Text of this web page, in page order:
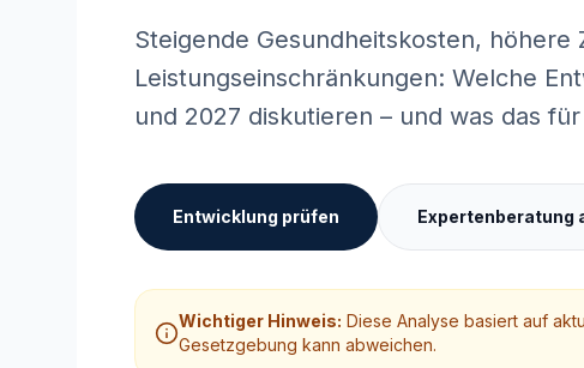
Steigende Gesundheitskosten, höhere
Leistungseinschränkungen: Welche
und 2027 diskutieren – und was das
Entwicklung prüfen Expertenberatung
Wichtiger Hinweis: Diese Analyse basiert auf
Gesetzgebung kann abweichen.